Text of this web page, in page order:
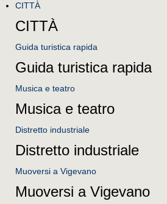
CITTÀ
CITTÀ
Guida turistica rapida
Guida turistica rapida
Musica e teatro
Musica e teatro
Distretto industriale
Distretto industriale
Muoversi a Vigevano
Muoversi a Vigevano